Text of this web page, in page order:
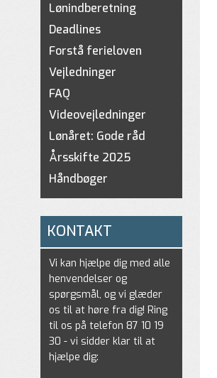
Lønindberetning
Deadlines
Forstå ferieloven
Vejledninger
FAQ
Videovejledninger
Lønåret: Gode råd
Årsskifte 2025
Håndbøger
KONTAKT
Vi kan hjælpe dig med alle
henvendelser og
spørgsmål, og vi glæder
os til at høre fra dig! Ring
til os på telefon 87 10 19
30 - vi sidder klar til at
hjælpe dig: